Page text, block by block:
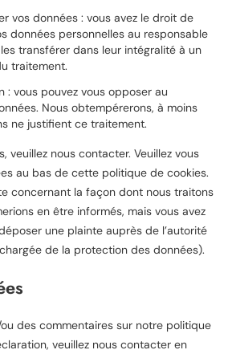
vos données : vous avez le droit de
données personnelles au responsable
transférer dans leur intégralité à un
traitement.
: vous pouvez vous opposer au
Nous obtempérerons, à moins
ne justifient ce traitement.
veuillez nous contacter. Veuillez vous
au bas de cette politique de cookies.
concernant la façon dont nous traitons
en être informés, mais vous avez
une plainte auprès de l’autorité
de la protection des données).
des commentaires sur notre politique
veuillez nous contacter en